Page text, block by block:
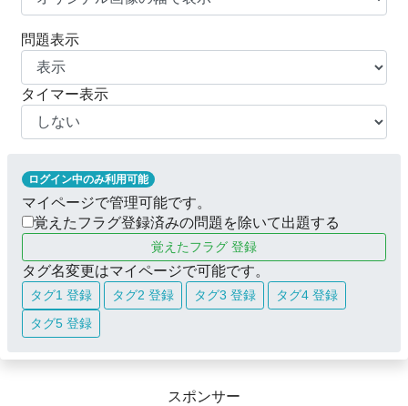
問題表示
タイマー表示
ログイン中のみ利用可能
マイページで管理可能です。
覚えたフラグ登録済みの問題を除いて出題する
覚えたフラグ 登録
タグ名変更はマイページで可能です。
タグ1 登録 タグ2 登録 タグ3 登録
タグ4 登録
タグ5 登録
スポンサー